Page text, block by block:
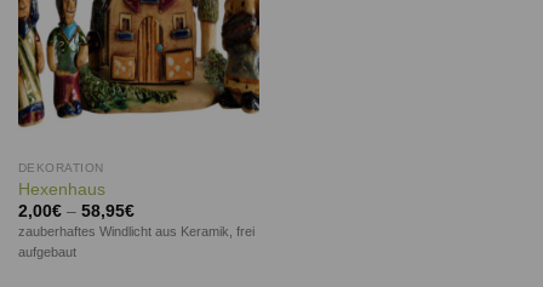
DEKORATION
Hexenhaus
2,00€– 58,95€
zauberhaftes Windlicht aus Keramik, frei
aufgebaut